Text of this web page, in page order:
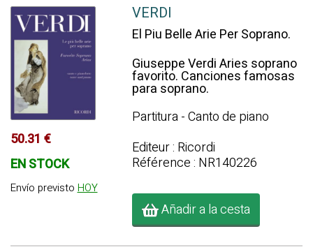
50.31 €
EN STOCK
Envío previsto HOY
VERDI
El Piu Belle Arie Per Soprano.
Giuseppe Verdi Aries soprano
favorito. Canciones famosas
para soprano.
Partitura - Canto de piano
Editeur : Ricordi
Référence : NR140226
Añadir a la cesta